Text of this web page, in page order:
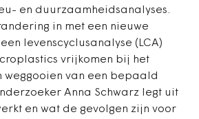
en duurzaamheidsanalyses.
in met een nieuwe
levenscyclusanalyse (LCA)
vrijkomen bij het
weggooien van een bepaald
Anna Schwarz legt uit
en wat de gevolgen zijn voor